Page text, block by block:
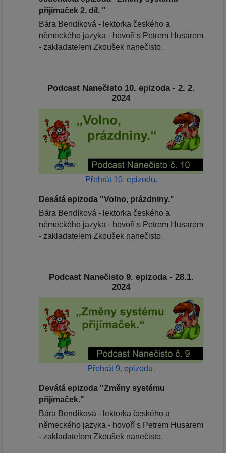
přijímaček 2. díl. "
Bára Bendíková - lektorka českého a
německého jazyka - hovoří s Petrem Husarem
- zakladatelem Zkoušek nanečisto.
Podcast Nanečisto 10. epizoda - 2. 2.
2024
Přehrát 10. epizodu.
Desátá epizoda "Volno, prázdniny."
Bára Bendíková - lektorka českého a
německého jazyka - hovoří s Petrem Husarem
- zakladatelem Zkoušek nanečisto.
Podcast Nanečisto 9. epizoda - 28.1.
2024
Přehrát 9. epizodu.
Devátá epizoda "Změny systému
přijímaček."
Bára Bendíková - lektorka českého a
německého jazyka - hovoří s Petrem Husarem
- zakladatelem Zkoušek nanečisto.